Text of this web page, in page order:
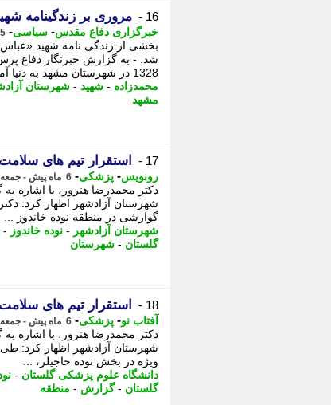
16 - مروری بر زندگینامه
خبرگزاری دفاع مقدس- سیاسی- 5 ماه پیش - پنجشنبه 7 اسفند 1404، 08:10
بخشی از زندگی نامه شهید
شد. - به گزارش خبرنگار دفاع
1328 در شهرستان مشهد به دنیا آمد.
محمدزاده - شهید - شهرستان
مشهد
17 - استقرار تیم های
رونویس- پزشکی- 6 ماه پیش - جمعه 1 اسفند 1404، 11:13
دکتر محمدرضا هنرور، با اشاره
شهرستان آزادشهر اظهار کرد:
گوارشی در منطقه نوده خاندوز ...
شهرستان آزادشهر - نوده خاندوز -
گلستان - شهرستان
18 - استقرار تیم های
آفتاب نو- پزشکی- 6 ماه پیش - جمعه 1 اسفند 1404، 11:01
دکتر محمدرضا هنرور، با اشاره
ویژه در بخش نوده حاجیلر، ...
دانشگاه علوم پزشکی گلستان -
گلستان -گزارش - منطقه